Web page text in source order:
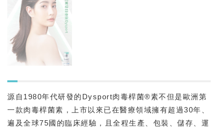
源自1980年代研發的Dysport肉毒桿菌®素不但是歐洲第
一款肉毒桿菌素，上市以來已在醫療領域擁有超過30年、
遍及全球75國的臨床經驗，且全程生產、包裝、儲存、運